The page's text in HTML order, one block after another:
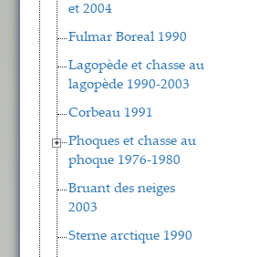
et 2004
Fulmar Boreal 1990
Lagopède et chasse au
lagopède 1990-2003
Corbeau 1991
Phoques et chasse au
phoque 1976-1980
Bruant des neiges
2003
Sterne arctique 1990